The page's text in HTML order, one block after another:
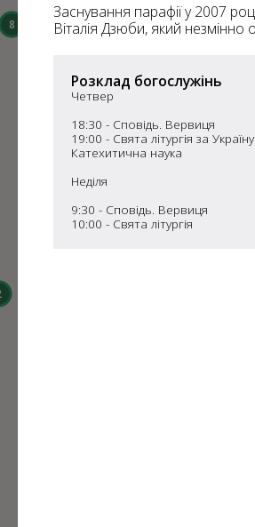
Заснування парафії у 2007
Віталія Дзюби, який
Розклад богослужінь
Четвер
18:30 - Сповідь. Вервиця
19:00 - Свята літургія за Україну.
Катехитична наука
Неділя
9:30 - Сповідь. Вервиця
10:00 - Свята літургія
31
59
8